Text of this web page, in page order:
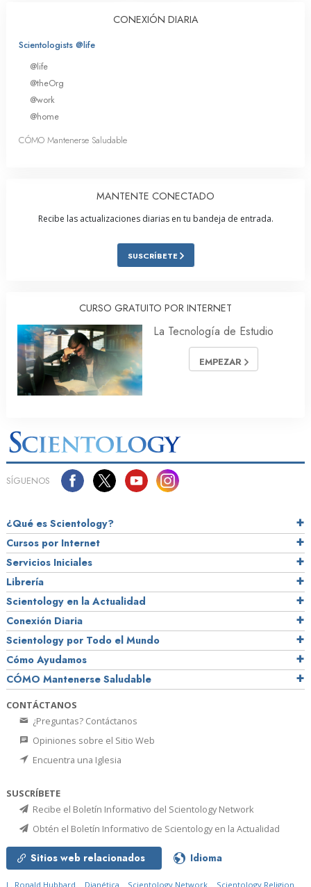
CONEXIÓN DIARIA
Scientologists @life
@life
@theOrg
@work
@home
CÓMO Mantenerse Saludable
MANTENTE CONECTADO
Recibe las actualizaciones diarias en tu bandeja de entrada.
SUSCRÍBETE
CURSO GRATUITO POR INTERNET
La Tecnología de Estudio
EMPEZAR
SÍGUENOS
¿Qué es Scientology?
Cursos por Internet
Servicios Iniciales
Librería
Scientology en la Actualidad
Conexión Diaria
Scientology por Todo el Mundo
Cómo Ayudamos
CÓMO Mantenerse Saludable
CONTÁCTANOS
¿Preguntas? Contáctanos
Opiniones sobre el Sitio Web
Encuentra una Iglesia
SUSCRÍBETE
Recibe el Boletín Informativo del Scientology Network
Obtén el Boletín Informativo de Scientology en la Actualidad
Sitios web relacionados Idioma
L. Ronald Hubbard Dianética Scientology Network Scientology Religion